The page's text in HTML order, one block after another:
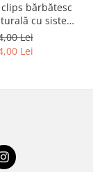
bărbătesc
cu sistem
PTR-N1908-
BLACK
Lei
Lei